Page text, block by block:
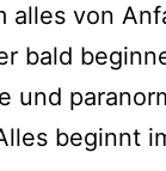
alles von
bald
und
beginnt